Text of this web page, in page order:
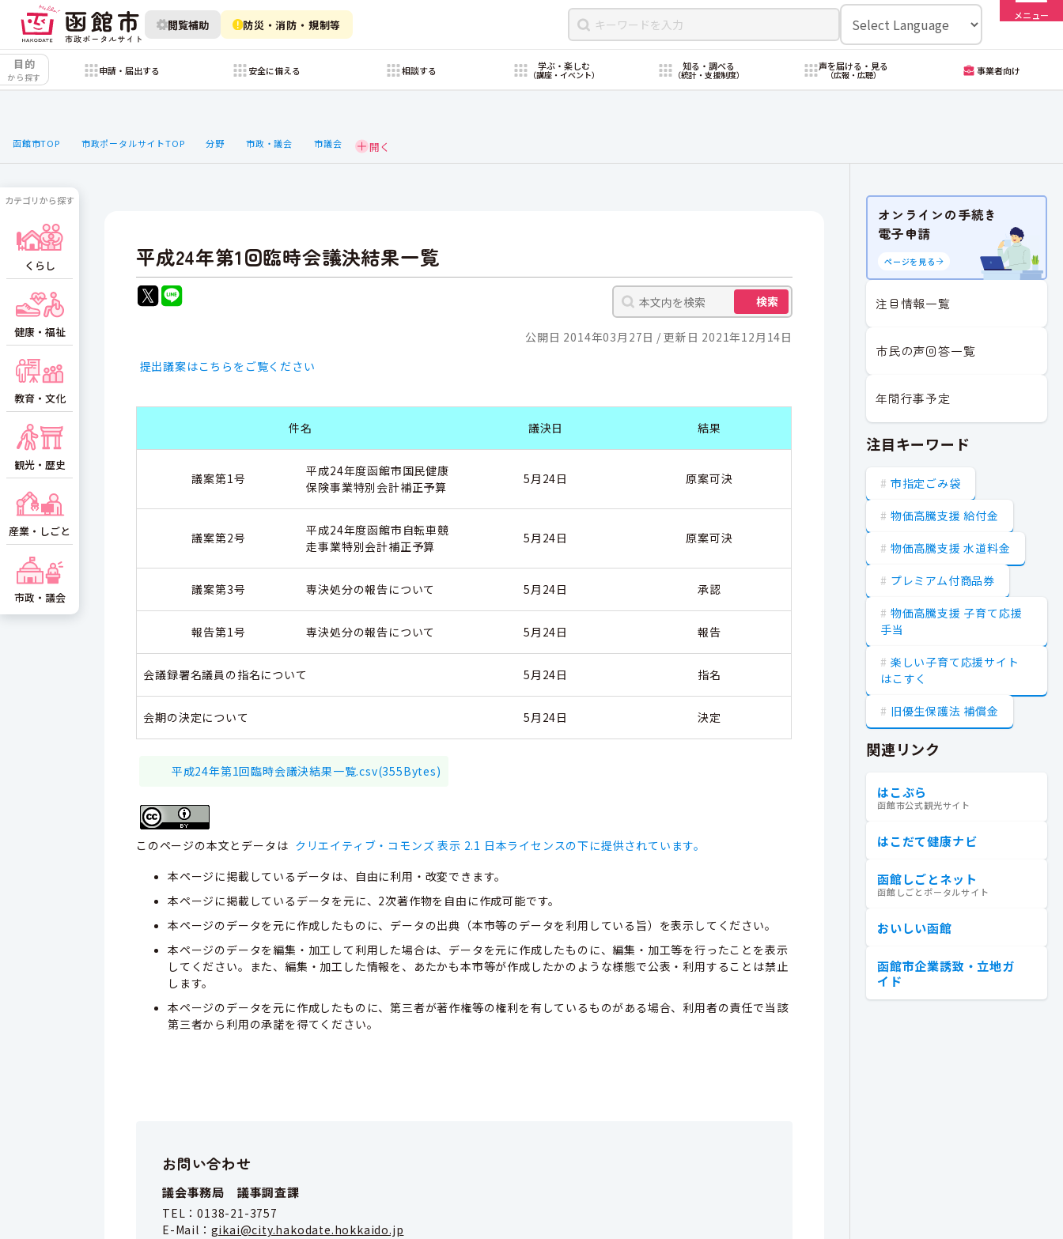
閲覧補助 防災・消防・規制等
メニュー
目的
から探す
申請・届出する 安全に備える 相談する 学ぶ・楽しむ
（講座・イベント）
知る・調べる
（統計・支援制度）
声を届ける・見る
（広報・広聴） 事業者向け
函館市TOP 市政ポータルサイトTOP 分野 市政・議会 市議会
平成24年第1回臨時会議決結果一覧
検索
公開日 2014年03月27日
更新日 2021年12月14日
提出議案はこちらをご覧ください
件名 議決日 結果
議案第1号
平成24年度函館市国民健康
保険事業特別会計補正予算
5月24日 原案可決
議案第2号
平成24年度函館市自転車競
走事業特別会計補正予算
5月24日 原案可決
議案第3号 専決処分の報告について 5月24日 承認
報告第1号 専決処分の報告について 5月24日 報告
会議録署名議員の指名について 5月24日 指名
会期の決定について 5月24日 決定
平成24年第1回臨時会議決結果一覧.csv(355Bytes)
このページの本文とデータは クリエイティブ・コモンズ 表示 2.1 日本ライセンスの下に提供されています。
本ページに掲載しているデータは、自由に利用・改変できます。
本ページに掲載しているデータを元に、2次著作物を自由に作成可能です。
本ページのデータを元に作成したものに、データの出典（本市等のデータを利用している旨）を表示してください。
本ページのデータを編集・加工して利用した場合は、データを元に作成したものに、編集・加工等を行ったことを表示
してください。また、編集・加工した情報を、あたかも本市等が作成したかのような様態で公表・利用することは禁止
します。
本ページのデータを元に作成したものに、第三者が著作権等の権利を有しているものがある場合、利用者の責任で当該
第三者から利用の承諾を得てください。
お問い合わせ
議会事務局 議事調査課
TEL：0138-21-3757
E-Mail： gikai@city.hakodate.hokkaido.jp
カテゴリから探す
くらし
健康・福祉
教育・文化
観光・歴史
産業・しごと
市政・議会
オンラインの手続き
電子申請
ページを見る
注目情報一覧
市民の声回答一覧
年間行事予定
注目キーワード
市指定ごみ袋
物価高騰支援 給付金
物価高騰支援 水道料金
プレミアム付商品券
物価高騰支援 子育て応援
手当
楽しい子育て応援サイト
はこすく
旧優生保護法 補償金
関連リンク
はこぶら
函館市公式観光サイト
はこだて健康ナビ
函館しごとネット
函館しごとポータルサイト
おいしい函館
函館市企業誘致・立地ガ
イド